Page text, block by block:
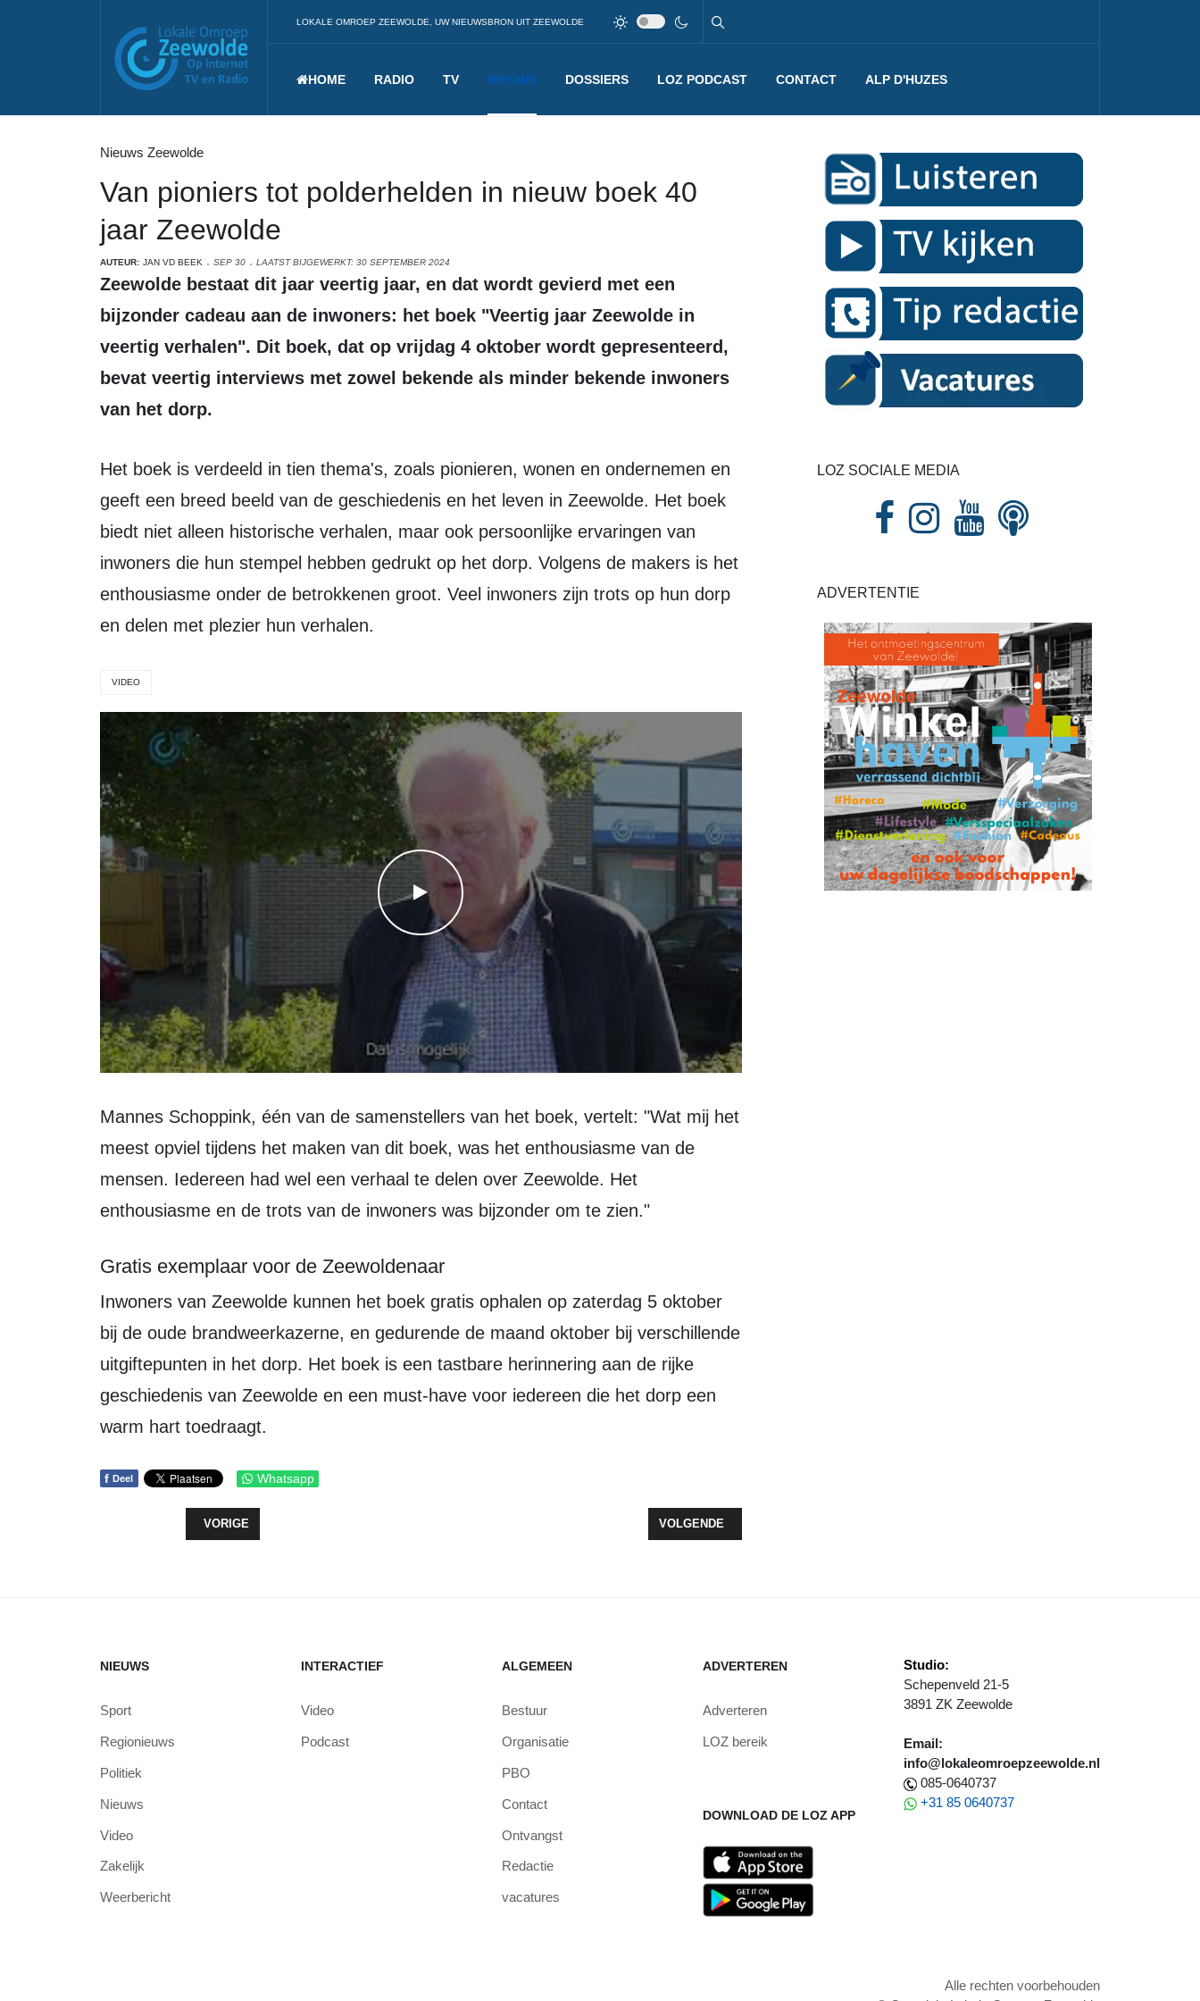
LOKALE OMROEP ZEEWOLDE, UW NIEUWSBRON UIT ZEEWOLDE
HOME RADIO TV NIEUWS DOSSIERS LOZ PODCAST CONTACT ALP D'HUZES
Nieuws Zeewolde
Van pioniers tot polderhelden in nieuw boek 40
jaar Zeewolde
AUTEUR: JAN VD BEEK SEP 30 LAATST BIJGEWERKT: 30 SEPTEMBER 2024
Zeewolde bestaat dit jaar veertig jaar, en dat wordt gevierd met een
bijzonder cadeau aan de inwoners: het boek "Veertig jaar Zeewolde in
veertig verhalen". Dit boek, dat op vrijdag 4 oktober wordt gepresenteerd,
bevat veertig interviews met zowel bekende als minder bekende inwoners
van het dorp.
Het boek is verdeeld in tien thema's, zoals pionieren, wonen en ondernemen en
geeft een breed beeld van de geschiedenis en het leven in Zeewolde. Het boek
biedt niet alleen historische verhalen, maar ook persoonlijke ervaringen van
inwoners die hun stempel hebben gedrukt op het dorp. Volgens de makers is het
enthousiasme onder de betrokkenen groot. Veel inwoners zijn trots op hun dorp
en delen met plezier hun verhalen.
VIDEO
WATCH THE VIDEO
Mannes Schoppink, één van de samenstellers van het boek, vertelt: "Wat mij het
meest opviel tijdens het maken van dit boek, was het enthousiasme van de
mensen. Iedereen had wel een verhaal te delen over Zeewolde. Het
enthousiasme en de trots van de inwoners was bijzonder om te zien."
Gratis exemplaar voor de Zeewoldenaar
Inwoners van Zeewolde kunnen het boek gratis ophalen op zaterdag 5 oktober
bij de oude brandweerkazerne, en gedurende de maand oktober bij verschillende
uitgiftepunten in het dorp. Het boek is een tastbare herinnering aan de rijke
geschiedenis van Zeewolde en een must-have voor iedereen die het dorp een
warm hart toedraagt.
f Deel Whatsapp
VORIG ARTIKEL: BEVLOGEN VERTELLING OVER ZEEWOLDE; KAREL WETHMAR IN DE VERBEELDING
VORIGE VOLGENDE ARTIKEL: MIDDAG OVER EENZAAMHEID BIJ DE BUREN
VOLGENDE
LOZ SOCIALE MEDIA
ADVERTENTIE
NIEUWS
Sport
Regionieuws
Politiek
Nieuws
Video
Zakelijk
Weerbericht
INTERACTIEF
Video
Podcast
ALGEMEEN
Bestuur
Organisatie
PBO
Contact
Ontvangst
Redactie
vacatures
ADVERTEREN
Adverteren
LOZ bereik
DOWNLOAD DE LOZ APP
Studio:
Schepenveld 21-5
3891 ZK Zeewolde
Email:
info@lokaleomroepzeewolde.nl
085-0640737
+31 85 0640737
Alle rechten voorbehouden